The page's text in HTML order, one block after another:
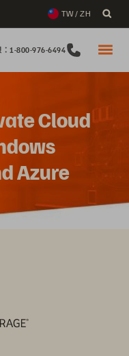
TW / ZH
：1-800-976-6494
Cloud
Azure